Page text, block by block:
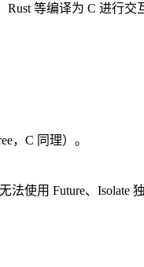
等编译为 C 进行交
，C 同理）。
使用 Future、Isolate